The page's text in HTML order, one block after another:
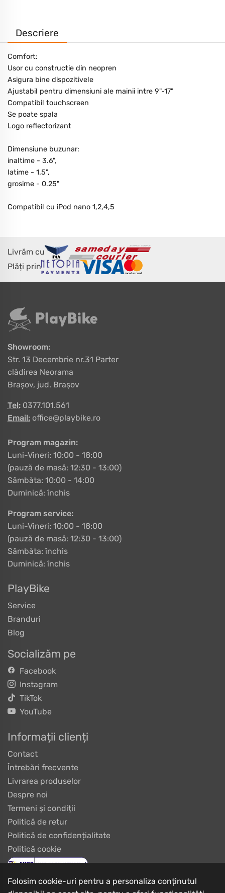
Descriere
Comfort:
Usor cu constructie din neopren
Asigura bine dispozitivele
Ajustabil pentru dimensiuni ale mainii intre 9"-17"
Compatibil touchscreen
Se poate spala
Logo reflectorizant
Dimensiune buzunar:
inaltime - 3.6",
latime - 1.5",
grosime - 0.25"
Compatibil cu iPod nano 1,2,4,5
Livrăm cu
Plăți prin
Showroom:
Str. 13 Decembrie nr.31 Parter
clădirea Neorama
Brașov, jud. Brașov
Tel: 0377.101.561
Email: office@playbike.ro
Program magazin:
Luni-Vineri: 10:00 - 18:00
(pauză de masă: 12:30 - 13:00)
Sâmbăta: 10:00 - 14:00
Duminică: închis
Program service:
Luni-Vineri: 10:00 - 18:00
(pauză de masă: 12:30 - 13:00)
Sâmbăta: închis
Duminică: închis
PlayBike
Service
Branduri
Blog
Socializăm pe
Facebook
Instagram
TikTok
YouTube
Informații clienți
Contact
Întrebări frecvente
Livrarea produselor
Despre noi
Termeni și condiții
Politică de retur
Politică de confidențialitate
Politică cookie
Folosim cookie-uri pentru a personaliza conținutul